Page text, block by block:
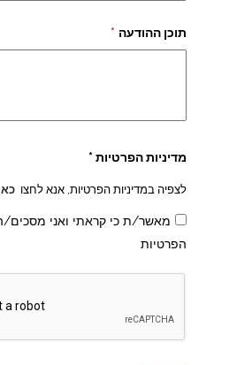
תוכן ההודעה *
מדיניות הפרטיות *
לצפיה במדיניות הפרטיות, אנא לחצו
מאשר/ת כי קראתי ואני מסכים/
הפרטיות
צהרון בקרית אונו